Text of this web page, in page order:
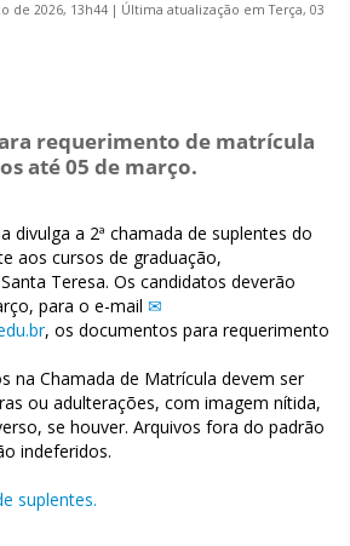
de 2026, 13h44 | Última atualização em Terça, 03
requerimento de matrícula
até 05 de março.
divulga a 2ª chamada de suplentes do
aos cursos de graduação,
Teresa. Os candidatos deverão
para o e-mail
, os documentos para requerimento
na Chamada de Matrícula devem ser
ou adulterações, com imagem nítida,
se houver. Arquivos fora do padrão
indeferidos.
suplentes.